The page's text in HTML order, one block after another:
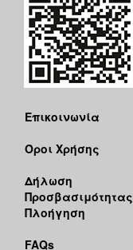
Επικοινωνία
Όροι Χρήσης
Δήλωση
Προσβασιμότητας
Πλοήγηση
FAQs